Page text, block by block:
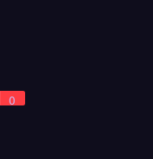
0